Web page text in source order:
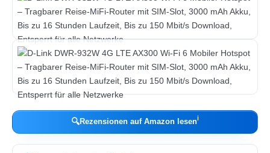
🔍Rezensionen auf Amazon lesenℹ︎